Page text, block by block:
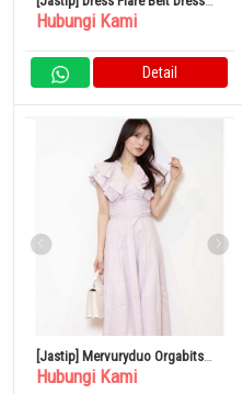
Kuning Mercury Duo
Hubungi Kami
Detail
[Jastip] Mervuryduo Orgabits
Volume Ruffle Dress
Hubungi Kami